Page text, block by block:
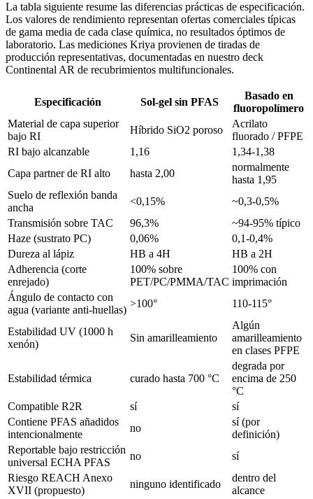
La tabla siguiente resume las diferencias prácticas de especificación.
Los valores de rendimiento representan ofertas comerciales típicas
de gama media de cada clase química, no resultados óptimos de
laboratorio. Las mediciones Kriya provienen de tiradas de
producción representativas, documentadas en nuestro deck
Continental AR de recubrimientos multifuncionales.
Especificación Sol-gel sin PFAS
Basado en
fluoropolímero
Material de capa superior
bajo RI
Híbrido SiO2 poroso
Acrilato
fluorado / PFPE
RI bajo alcanzable
1,16
1,34-1,38
Capa partner de RI alto
hasta 2,00
normalmente
hasta 1,95
Suelo de reflexión banda
ancha
<0,15%
~0,3-0,5%
Transmisión sobre TAC
96,3%
~94-95% típico
Haze (sustrato PC)
0,06%
0,1-0,4%
Dureza al lápiz
HB a 4H
HB a 2H
Adherencia (corte
enrejado)
100% sobre
PET/PC/PMMA/TAC
100% con
imprimación
Ángulo de contacto con
agua (variante anti-huellas)
>100° 110-115°
Estabilidad UV (1000 h
xenón)
Sin amarilleamiento
Algún
amarilleamiento
en clases PFPE
Estabilidad térmica curado hasta 700 °C
degrada por
encima de 250
°C
Compatible R2R
sí
sí
Contiene PFAS añadidos
intencionalmente
no
sí (por
definición)
Reportable bajo restricción
universal ECHA PFAS
no
sí
Riesgo REACH Anexo
XVII (propuesto)
ninguno identificado
dentro del
alcance